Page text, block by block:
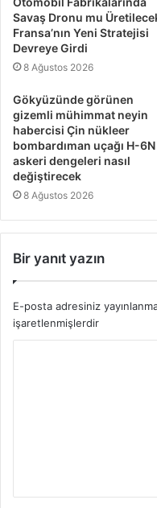
Savaş Dronu mu
Fransa’nın Yeni Stratejisi
Devreye Girdi
8 Ağustos 2026
Gökyüzünde görünen
gizemli mühimmat neyin
habercisi Çin nükleer
bombardıman uçağı H-
askeri dengeleri nasıl
değiştirecek
8 Ağustos 2026
Bir yanıt yazın
E-posta adresiniz
işaretlenmişlerdir